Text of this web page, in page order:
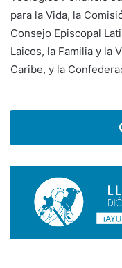
para la Vida, la
Consejo Episcopal
Laicos, la Familia y la
Caribe, y la